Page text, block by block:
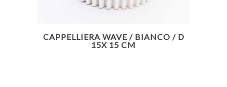
CAPPELLIERA WAVE / BIANCO / D
15X 15 CM